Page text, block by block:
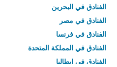
الفنادق في البحرين
الفنادق في مصر
الفنادق في فرنسا
الفنادق في المملكة المتحدة
الفنادق في إيطاليا